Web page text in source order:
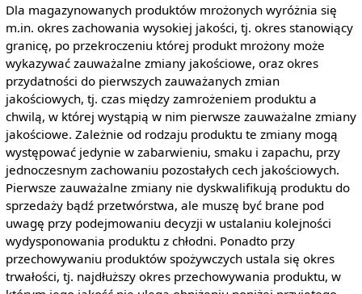
Dla magazynowanych produktów mrożonych wyróżnia się
m.in. okres zachowania wysokiej jakości, tj. okres stanowiący
granicę, po przekroczeniu której produkt mrożony może
wykazywać zauważalne zmiany jakościowe, oraz okres
przydatności do pierwszych zauważanych zmian
jakościowych, tj. czas między zamrożeniem produktu a
chwilą, w której wystąpią w nim pierwsze zauważalne zmiany
jakościowe. Zależnie od rodzaju produktu te zmiany mogą
występować jedynie w zabarwieniu, smaku i zapachu, przy
jednoczesnym zachowaniu pozostałych cech jakościowych.
Pierwsze zauważalne zmiany nie dyskwalifikują produktu do
sprzedaży bądź przetwórstwa, ale muszę być brane pod
uwagę przy podejmowaniu decyzji w ustalaniu kolejności
wydysponowania produktu z chłodni. Ponadto przy
przechowywaniu produktów spożywczych ustala się okres
trwałości, tj. najdłuższy okres przechowywania produktu, w